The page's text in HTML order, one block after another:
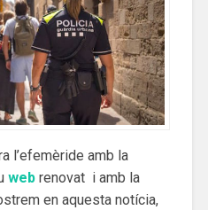
l’efemèride amb la
webrenovat i amb la
en aquesta notícia,